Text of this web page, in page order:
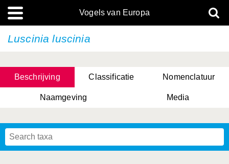
Vogels van Europa
Luscinia luscinia
Beschrijving Classificatie Nomenclatuur
Naamgeving Media